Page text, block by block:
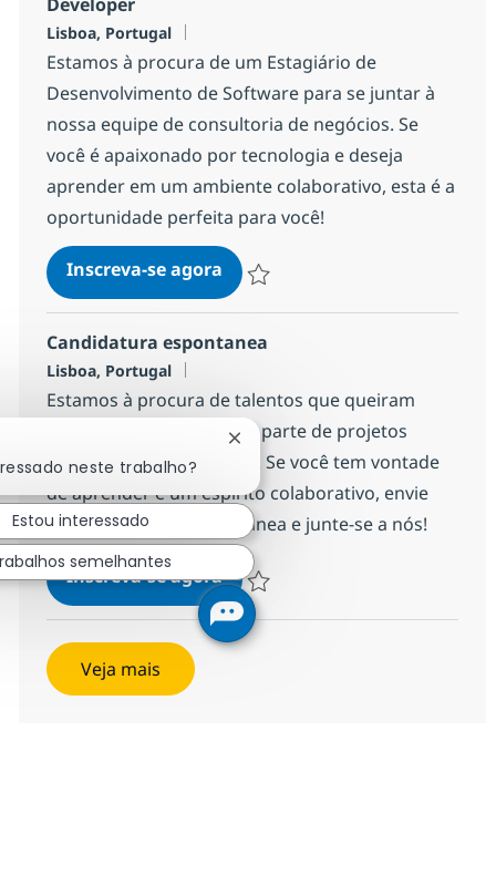
Localização
Lisboa, Portugal
Estamos à procura de um Estagiário de
Desenvolvimento de Software para se juntar à
nossa equipe de consultoria de negócios. Se
você é apaixonado por tecnologia e deseja
aprender em um ambiente colaborativo, esta é a
oportunidade perfeita para você!
Inscreva-se agoraEstágio Profissional – Junior
Candidatura espontanea
Localização
Lisboa, Portugal
Estamos à procura de talentos que queiram
crescer connosco e fazer parte de projetos
desafiantes e inovadores. Se você tem vontade
de aprender e um espírito colaborativo, envie
sua candidatura espontânea e junte-se a nós!
Inscreva-se agoraCandidatura espontanea
Salvar Candidatura espontanea
Veja mais
neste trabalho?
Fechar notificação de chatbot
Estou interessado
semelhantes